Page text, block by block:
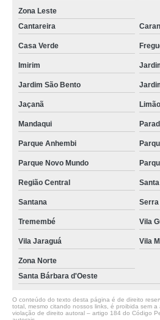
Zona Leste
Cantareira
Casa Verde
Imirim
Jardim São Bento
Jaçanã Limão
Mandaqui
Parque Anhembi
Parque Novo Mundo
Região Central
Santana Serra
Tremembé Vila
Vila Jaraguá Vila
Zona Norte
Santa Bárbara d'Oeste
O conteúdo do texto desta página é de direito
total, mesmo citando nossos links, é proibida sem a
violação de direito autoral – artigo 184 do Código